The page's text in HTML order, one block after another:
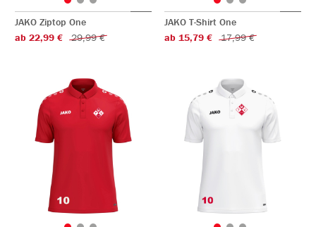
JAKO Ziptop One
ab 22,99 €
29,99 €
JAKO T-Shirt One
ab 15,79 €
17,99 €